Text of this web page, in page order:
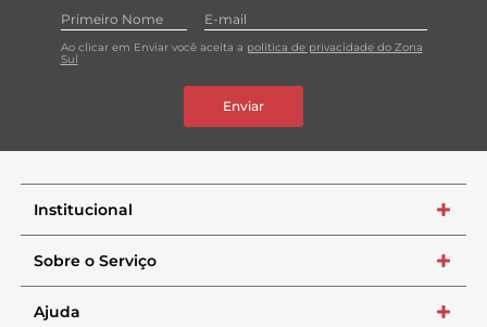
Ao clicar em Enviar você aceita a política de privacidade do Zona
Sul
Enviar
Institucional +
Sobre o Serviço +
Ajuda +